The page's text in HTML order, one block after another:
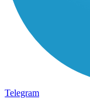
Telegram